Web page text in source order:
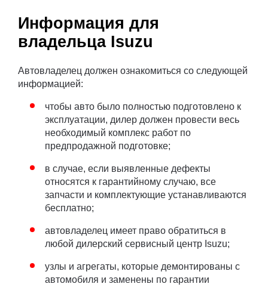
Информация для
владельца Isuzu
Автовладелец должен ознакомиться со следующей
информацией:
чтобы авто было полностью подготовлено к
эксплуатации, дилер должен провести весь
необходимый комплекс работ по
предпродажной подготовке;
в случае, если выявленные дефекты
относятся к гарантийному случаю, все
запчасти и комплектующие устанавливаются
бесплатно;
автовладелец имеет право обратиться в
любой дилерский сервисный центр Isuzu;
узлы и агрегаты, которые демонтированы с
автомобиля и заменены по гарантии